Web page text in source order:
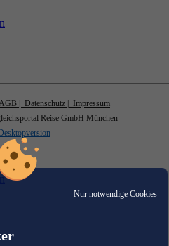
Nur notwendige Cookies
AGB | Datenschutz
| Impressum
Reise GmbH München